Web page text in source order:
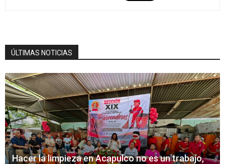
ÚLTIMAS NOTICIAS
Hacer la limpieza en Acapulco no es un trabajo,